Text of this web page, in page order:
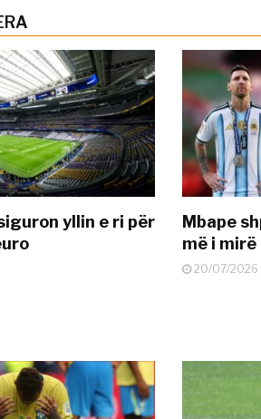
yllin e ri për
Mbape
më i mirë
20/07/2026